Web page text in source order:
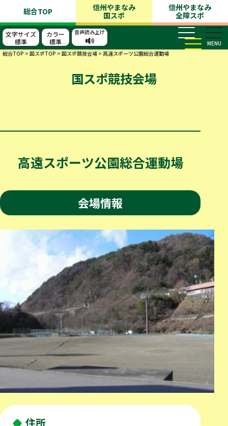
総合TOP
信州やまなみ
国スポ
信州やまなみ
全障スポ
文字サイズ
標準
カラー
標準
音声読み上げ
MENU
総合TOP > 国スポTOP > 国スポ競技会場 > 高遠スポーツ公園総合運動場
国スポ競技会場
高遠スポーツ公園総合運動場
会場情報
住所